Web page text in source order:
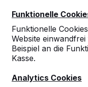
Funktionelle
Funktionelle
Website
Beispiel an die
Kasse.
Analytics Cookies